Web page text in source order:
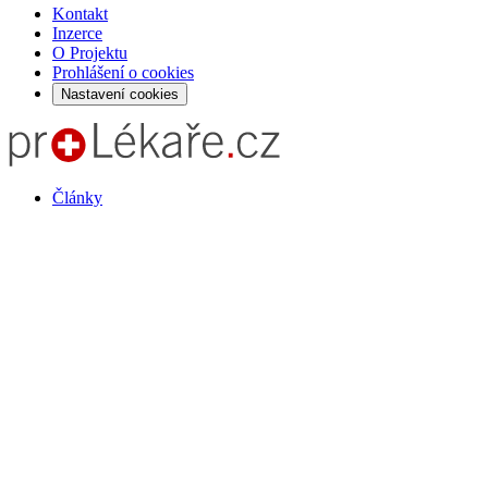
Kontakt
Inzerce
O Projektu
Prohlášení o cookies
Nastavení cookies
Články